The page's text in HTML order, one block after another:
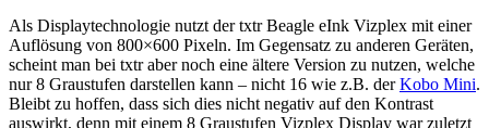
Als Displaytechnologie nutzt der txtr Beagle eInk Vizplex mit einer
Auflösung von 800×600 Pixeln. Im Gegensatz zu anderen Geräten,
scheint man bei txtr aber noch eine ältere Version zu nutzen, welche
nur 8 Graustufen darstellen kann – nicht 16 wie z.B. derKobo Mini.
Bleibt zu hoffen, dass sich dies nicht negativ auf den Kontrast
auswirkt, denn mit einem 8 Graustufen Vizplex Display war zuletzt